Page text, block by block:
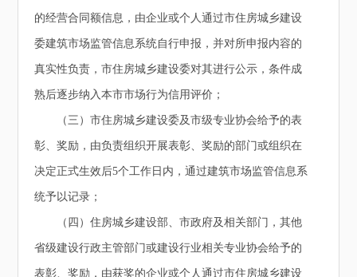
的经营合同额信息，由企业或个人通过市住房城乡建设
委建筑市场监管信息系统自行申报，并对所申报内容的
真实性负责，市住房城乡建设委对其进行公示，条件成
熟后逐步纳入本市市场行为信用评价；
（三）市住房城乡建设委及市级专业协会给予的表
彰、奖励，由负责组织开展表彰、奖励的部门或组织在
决定正式生效后5个工作日内，通过建筑市场监管信息系
统予以记录；
（四）住房城乡建设部、市政府及相关部门，其他
省级建设行政主管部门或建设行业相关专业协会给予的
表彰、奖励，由获奖的企业或个人通过市住房城乡建设